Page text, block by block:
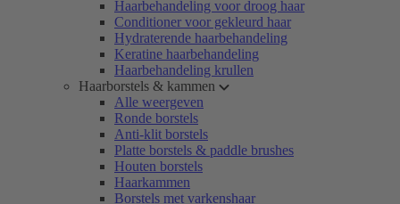
Haarbehandeling voor droog haar
Conditioner voor gekleurd haar
Hydraterende haarbehandeling
Keratine haarbehandeling
Haarbehandeling krullen
Haarborstels & kammen
Alle weergeven
Ronde borstels
Anti-klit borstels
Platte borstels & paddle brushes
Houten borstels
Haarkammen
Borstels met varkenshaar